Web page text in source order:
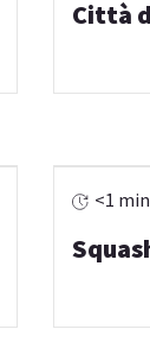
Città
<1